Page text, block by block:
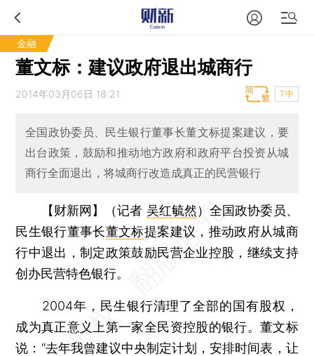
金融
董文标：建议政府退出城商行
2014年03月06日 18:21 T中
全国政协委员、民生银行董事长董文标提案建议，要
出台政策，鼓励和推动地方政府和政府平台投资从城
商行全面退出，将城商行改造成真正的民营银行
【财新网】（记者 吴红毓然）全国政协委员、
民生银行董事长董文标提案建议，推动政府从城商
行中退出，制定政策鼓励民营企业控股，继续支持
创办民营特色银行。
2004年，民生银行清理了全部的国有股权，
成为真正意义上第一家全民资控股的银行。董文标
说：“去年我曾建议中央制定计划，安排时间表，让